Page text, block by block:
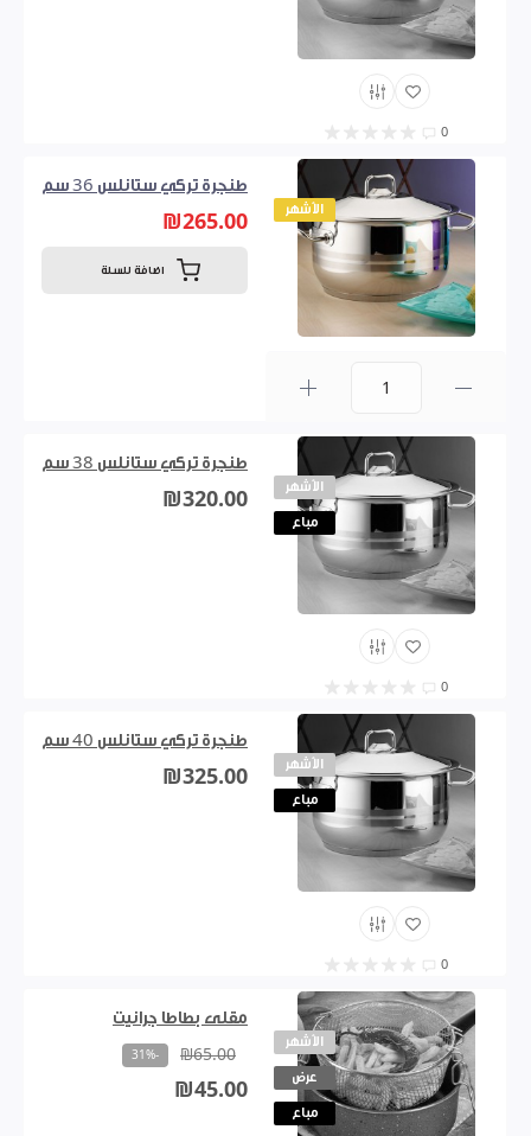
0
الأشهر
طنجرة تركي ستانلس 36 سم
₪265.00
اضافة للسلة
الأشهر
مباع
0
طنجرة تركي ستانلس 38 سم
₪320.00
الأشهر
مباع
0
طنجرة تركي ستانلس 40 سم
₪325.00
الأشهر
عرض
مباع
مقلى بطاطا جرانيت
₪65.00
-31%
₪45.00